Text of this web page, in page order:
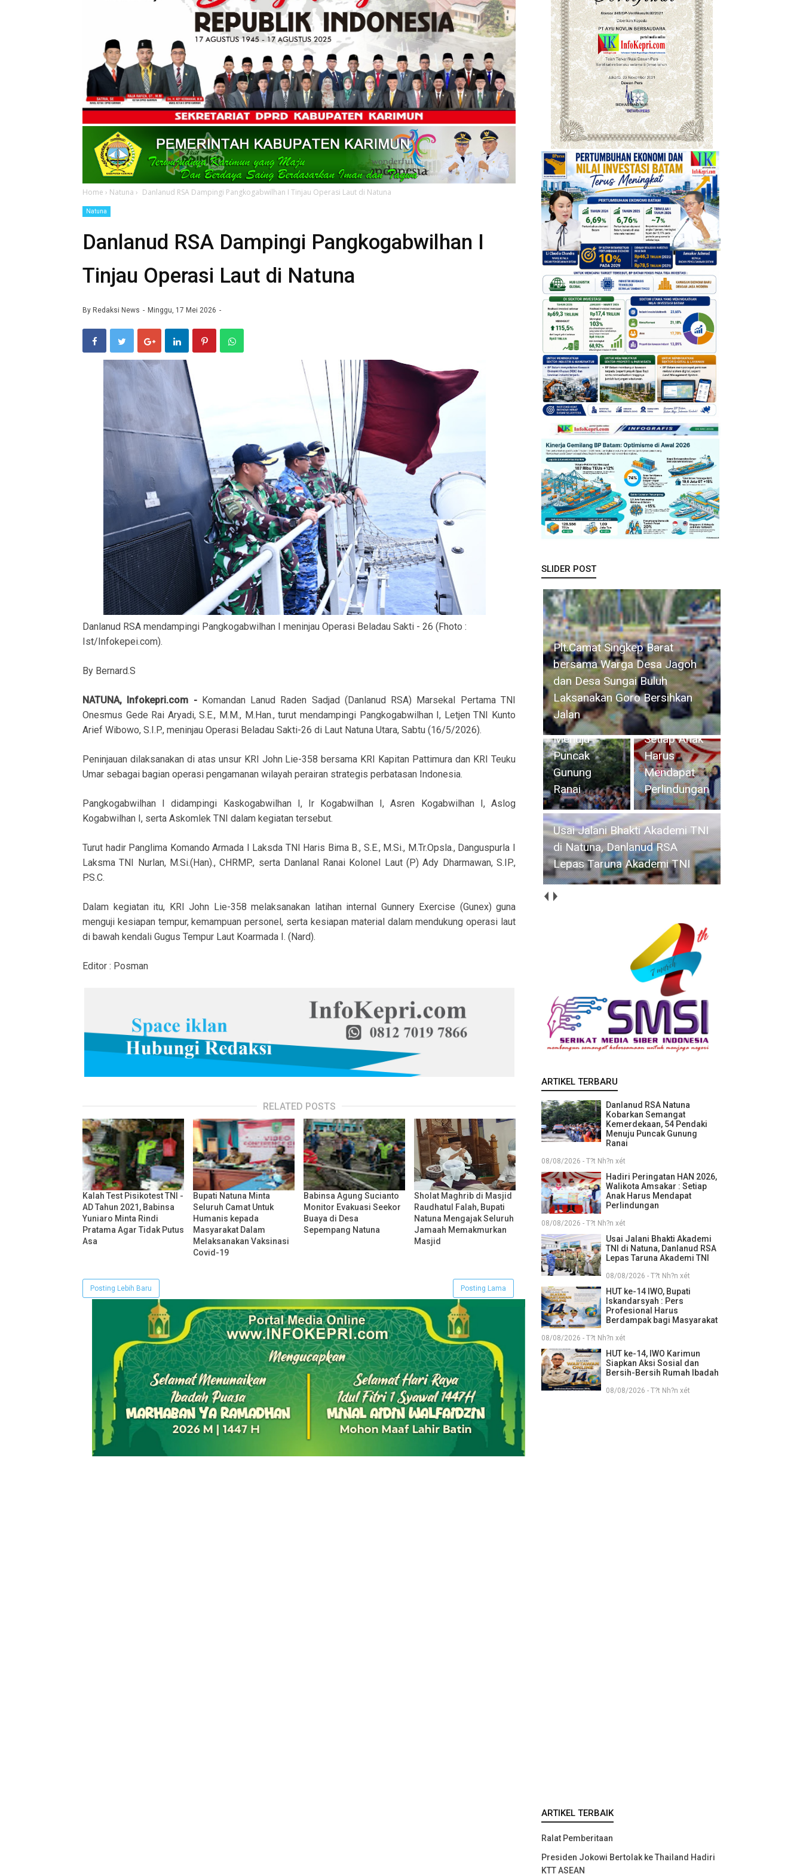
Home › Natuna › Danlanud RSA Dampingi Pangkogabwilhan I Tinjau Operasi Laut di Natuna
Natuna
Danlanud RSA Dampingi Pangkogabwilhan I
Tinjau Operasi Laut di Natuna
By Redaksi News Minggu, 17 Mei 2026
Danlanud RSA mendampingi Pangkogabwilhan I meninjau Operasi Beladau Sakti - 26 (Fhoto :
Ist/Infokepei.com).
By Bernard.S
NATUNA, Infokepri.com - Komandan Lanud Raden Sadjad (Danlanud RSA) Marsekal Pertama TNI
Onesmus Gede Rai Aryadi, S.E., M.M., M.Han., turut mendampingi Pangkogabwilhan I, Letjen TNI Kunto
Arief Wibowo, S.I.P., meninjau Operasi Beladau Sakti-26 di Laut Natuna Utara, Sabtu (16/5/2026).
Peninjauan dilaksanakan di atas unsur KRI John Lie-358 bersama KRI Kapitan Pattimura dan KRI Teuku
Umar sebagai bagian operasi pengamanan wilayah perairan strategis perbatasan Indonesia.
Pangkogabwilhan I didampingi Kaskogabwilhan I, Ir Kogabwilhan I, Asren Kogabwilhan I, Aslog
Kogabwilhan I, serta Askomlek TNI dalam kegiatan tersebut.
Turut hadir Panglima Komando Armada I Laksda TNI Haris Bima B., S.E., M.Si., M.Tr.Opsla., Danguspurla I
Laksma TNI Nurlan, M.Si.(Han)., CHRMP., serta Danlanal Ranai Kolonel Laut (P) Ady Dharmawan, S.IP.,
P.S.C.
Dalam kegiatan itu, KRI John Lie-358 melaksanakan latihan internal Gunnery Exercise (Gunex) guna
menguji kesiapan tempur, kemampuan personel, serta kesiapan material dalam mendukung operasi laut
di bawah kendali Gugus Tempur Laut Koarmada I. (Nard).
Editor : Posman
RELATED POSTS
Kalah Test Pisikotest TNI -
AD Tahun 2021, Babinsa
Yuniaro Minta Rindi
Pratama Agar Tidak Putus
Asa
Bupati Natuna Minta
Seluruh Camat Untuk
Humanis kepada
Masyarakat Dalam
Melaksanakan Vaksinasi
Covid-19
Babinsa Agung Sucianto
Monitor Evakuasi Seekor
Buaya di Desa
Sepempang Natuna
Sholat Maghrib di Masjid
Raudhatul Falah, Bupati
Natuna Mengajak Seluruh
Jamaah Memakmurkan
Masjid
Posting Lebih Baru Posting Lama
SLIDER POST
Danlanud RSA Natuna
Kobarkan Semangat
Kemerdekaan, 54 Pendaki
Menuju Puncak Gunung Ranai
Hadiri
Peringatan
HAN 2026,
Walikota
Amsakar :
Setiap Anak
Harus
Mendapat
Perlindungan
Usai Jalani
Bhakti
Akademi
TNI di
Natuna,
Danlanud
RSA Lepas
Taruna
Akademi
TNI
HUT ke-14 IWO, Bupati
Iskandarsyah : Pers
Profesional Harus Berdampak
bagi Masyarakat
ARTIKEL TERBARU
Danlanud RSA Natuna
Kobarkan Semangat
Kemerdekaan, 54 Pendaki
Menuju Puncak Gunung
Ranai
08/08/2026 - T?t Nh?n xét
Hadiri Peringatan HAN 2026,
Walikota Amsakar : Setiap
Anak Harus Mendapat
Perlindungan
08/08/2026 - T?t Nh?n xét
Usai Jalani Bhakti Akademi
TNI di Natuna, Danlanud RSA
Lepas Taruna Akademi TNI
08/08/2026 - T?t Nh?n xét
HUT ke-14 IWO, Bupati
Iskandarsyah : Pers
Profesional Harus
Berdampak bagi Masyarakat
08/08/2026 - T?t Nh?n xét
HUT ke-14, IWO Karimun
Siapkan Aksi Sosial dan
Bersih-Bersih Rumah Ibadah
08/08/2026 - T?t Nh?n xét
ARTIKEL TERBAIK
Ralat Pemberitaan
Presiden Jokowi Bertolak ke Thailand Hadiri
KTT ASEAN